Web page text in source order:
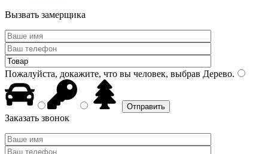
Вызвать замерщика
Пожалуйста, докажите, что вы человек, выбрав Дерево.
Заказать звонок